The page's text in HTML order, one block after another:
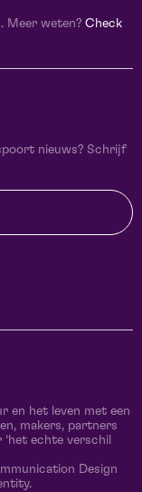
Meer weten? Check
nieuws? Schrijf
en het leven met een
makers, partners
‘het echte verschil
Design